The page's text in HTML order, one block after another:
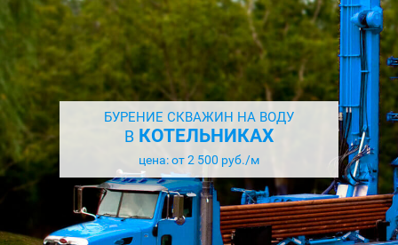
БУРЕНИЕ СКВАЖИН НА ВОДУ
ВКОТЕЛЬНИКАХ
цена: от 2 500 руб./м